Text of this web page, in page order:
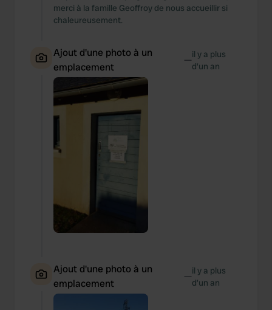
merci à la famille Geoffroy de nous accueillir si
chaleureusement.
Ajout d'une photo à un
emplacement
—il y a plus
d’un an
Ajout d'une photo à un
emplacement
—il y a plus
d’un an